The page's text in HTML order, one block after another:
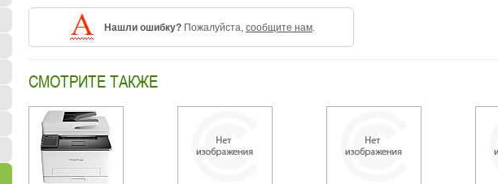
Нашли ошибку? Пожалуйста, сообщите нам.
СМОТРИТЕ ТАКЖЕ